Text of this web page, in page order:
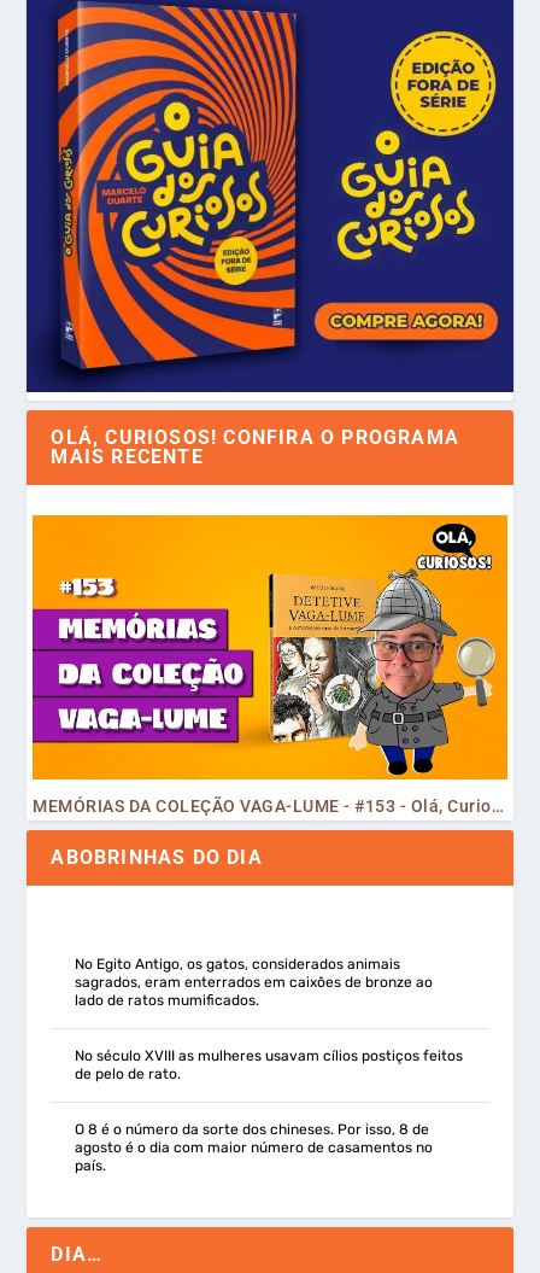
OLÁ, CURIOSOS! CONFIRA O PROGRAMA
MAIS RECENTE
MEMÓRIAS DA COLEÇÃO VAGA-LUME - #153 - Olá, Curiosos! 2023
ABOBRINHAS DO DIA
No Egito Antigo, os gatos, considerados animais
sagrados, eram enterrados em caixões de bronze ao
lado de ratos mumificados.
No século XVIII as mulheres usavam cílios postiços feitos
de pelo de rato.
O 8 é o número da sorte dos chineses. Por isso, 8 de
agosto é o dia com maior número de casamentos no
país.
DIA…